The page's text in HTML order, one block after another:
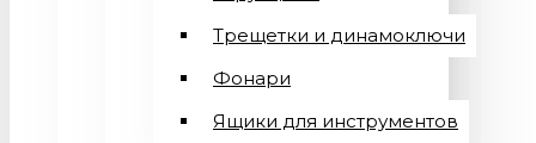
Трещетки и динамоключи
Фонари
Ящики для инструментов